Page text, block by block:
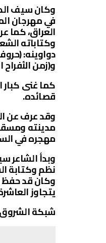
وكان سيف
في مهرجان
العراق، كما
وكتاباته
دواوينه:
و(زمن
كما غنى كبار
قصائده.
وقد عرف عن
مدينته
مهجره في
وبدأ الشاعر
نظم وكتابة
وكان قد حفظ
يتجاوز
شبكة